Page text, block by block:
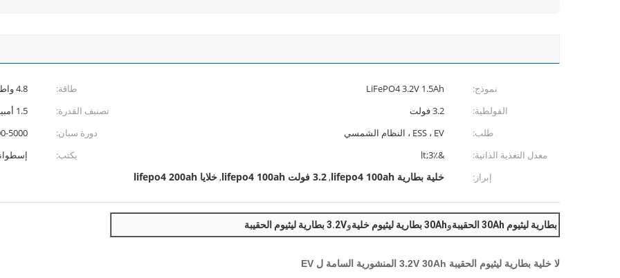
نموذج: LiFePO4 3.2V 1.5Ah طاقة:
4.8 واط
الفولطية:
3.2 فولت تصنيف القدرة:
1.5 أمبير
طلب:
ESS ، EV ، النظام الشمسي دورة سبان:
3000-
معدل التغذية الذاتية:
&lt;3٪ يكتب:
إبراز:
خلية بطارية lifepo4 100ah ,3.2 فولت lifepo4 100ah ,خلايا lifepo4 200ah
بطارية ليثيوم 30Ah الحقيبة و30Ah بطارية ليثيوم خلية و3.2V بطارية ليثيوم الحقيبة
لا خلية بطارية ليثيوم الحقيبة 3.2V 30Ah المنشورية السامة ل EV